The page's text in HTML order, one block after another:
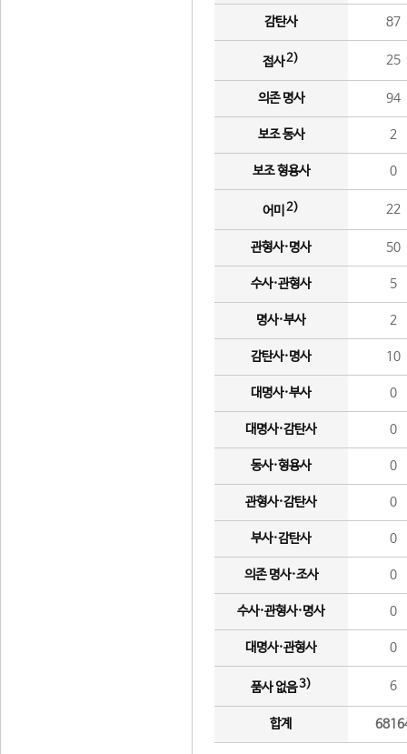
감탄사 87
접사2) 25
의존 명사 94
보조 동사 2
보조 형용사 0
어미 2) 22
관형사·명사 50
수사·관형사 5
명사·부사 2
감탄사·명사 10
대명사·부사 0
대명사·감탄사 0
동사·형용사 0
관형사·감탄사 0
부사·감탄사 0
의존 명사·조사 0
수사·관형사·명사 0
대명사·관형사 0
품사 없음3) 6
합계